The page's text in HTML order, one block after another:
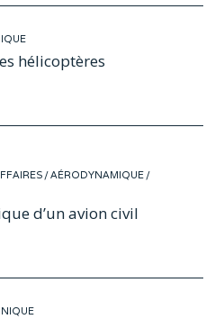
hélicoptères
/AÉRODYNAMIQUE /
d’un avion civil